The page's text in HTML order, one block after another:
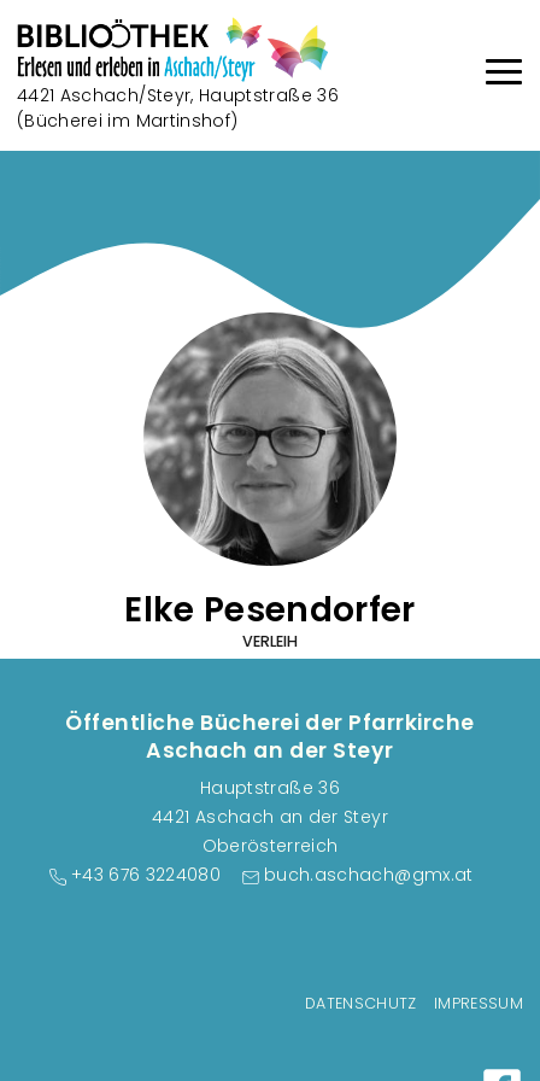
Direkt zum Inhalt
4421 Aschach/Steyr, Hauptstraße 36
(Bücherei im Martinshof)
Elke Pesendorfer
VERLEIH
Öffentliche Bücherei der Pfarrkirche
Aschach an der Steyr
Hauptstraße 36
4421 Aschach an der Steyr
Oberösterreich
+43 676 3224080
buch.aschach@gmx.at
DATENSCHUTZ IMPRESSUM